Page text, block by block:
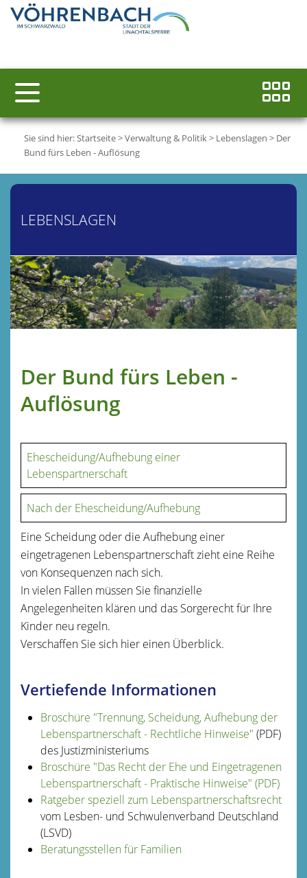
Sie sind hier:Startseite>Verwaltung & Politik> Lebenslagen > Der
Bund fürs Leben - Auflösung
LEBENSLAGEN
Der Bund fürs Leben -
Auflösung
Ehescheidung/Aufhebung einer
Lebenspartnerschaft
Nach der Ehescheidung/Aufhebung
Eine Scheidung oder die Aufhebung einer
eingetragenen Lebenspartnerschaft zieht eine Reihe
von Konsequenzen nach sich.
In vielen Fällen müssen Sie finanzielle
Angelegenheiten klären und das Sorgerecht für Ihre
Kinder neu regeln.
Verschaffen Sie sich hier einen Überblick.
Vertiefende Informationen
Broschüre "Trennung, Scheidung, Aufhebung der
Lebenspartnerschaft - Rechtliche Hinweise" (PDF)
des Justizministeriums
Broschüre "Das Recht der Ehe und Eingetragenen
Lebenspartnerschaft - Praktische Hinweise" (PDF)
Ratgeber speziell zum Lebenspartnerschaftsrecht
vom Lesben- und Schwulenverband Deutschland
(LSVD)
Beratungsstellen für Familien